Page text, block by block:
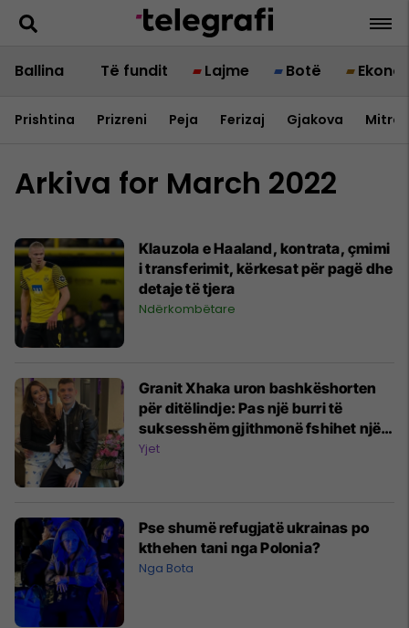
Ballina Të fundit Lajme Botë
Prishtina Prizreni Peja Ferizaj Gjakova
Arkiva for March 2022
Klauzola e Haaland, kontrata, çmimi
i transferimit, kërkesat për pagë dhe
detaje të tjera
Ndërkombëtare
Granit Xhaka uron bashkëshorten
për ditëlindje: Pas një burri të
suksesshëm gjithmonë fshihet një
partnere e mrekullueshme
Yjet
Pse shumë refugjatë ukrainas po
kthehen tani nga Polonia?
Nga Bota